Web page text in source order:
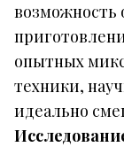
возможность
опытных
техники,
идеально